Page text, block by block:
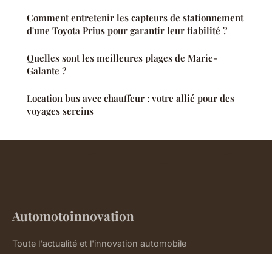
Comment entretenir les capteurs de stationnement
d'une Toyota Prius pour garantir leur fiabilité ?
Quelles sont les meilleures plages de Marie-
Galante ?
Location bus avec chauffeur : votre allié pour des
voyages sereins
Automotoinnovation
Toute l'actualité et l'innovation automobile